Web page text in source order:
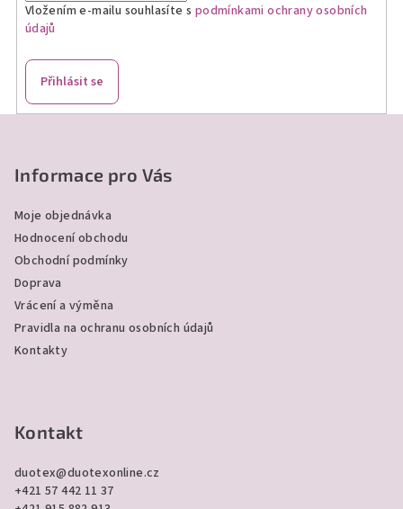
Vložením e-mailu souhlasíte s podmínkami ochrany osobních
údajů
Přihlásit se
Informace pro Vás
Moje objednávka
Hodnocení obchodu
Obchodní podmínky
Doprava
Vrácení a výměna
Pravidla na ochranu osobních údajů
Kontakty
Kontakt
duotex@duotexonline.cz
+421 57 442 11 37